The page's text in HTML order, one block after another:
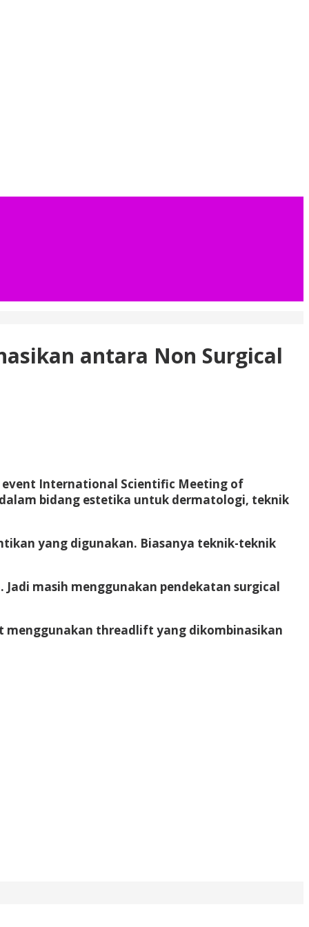
antara Non Surgical
event International Scientific Meeting of
bidang estetika untuk dermatologi, teknik
yang digunakan. Biasanya teknik-teknik
masih menggunakan pendekatan surgical
threadlift yang dikombinasikan